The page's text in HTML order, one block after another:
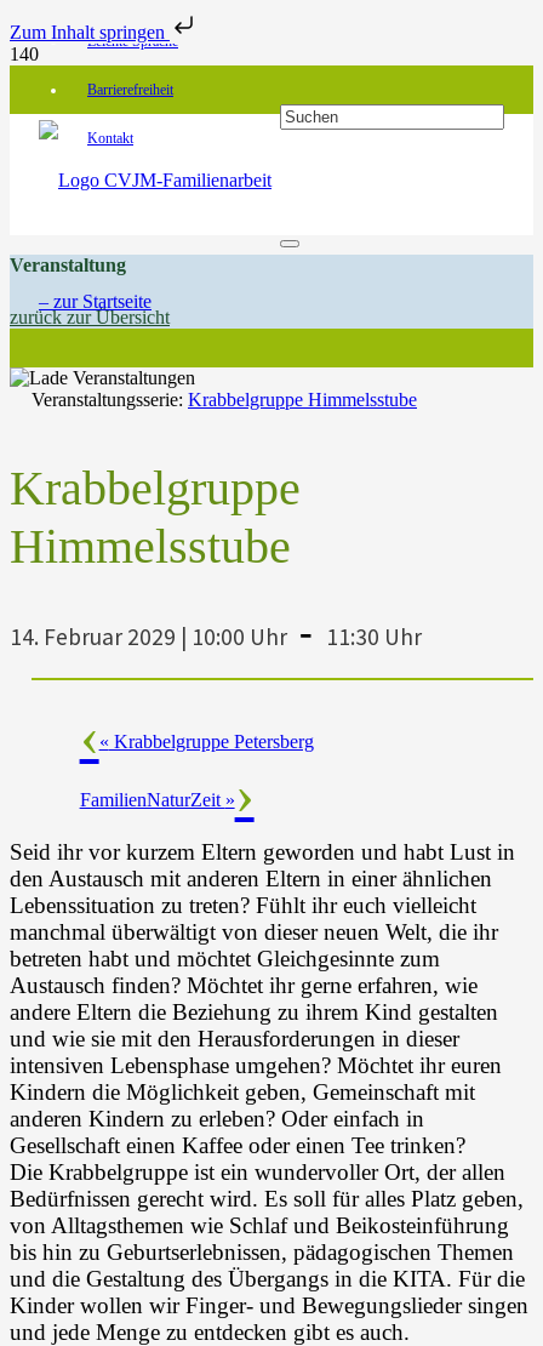
Zum Inhalt springen
Leichte Sprache
Barrierefreiheit
Kontakt
Veranstaltung
zurück zur Übersicht
Veranstaltungsserie: Krabbelgruppe Himmelsstube
Krabbelgruppe
Himmelsstube
14. Februar 2029 | 10:00 Uhr - 11:30 Uhr
« Krabbelgruppe Petersberg
FamilienNaturZeit »
Seid ihr vor kurzem Eltern geworden und habt Lust in
den Austausch mit anderen Eltern in einer ähnlichen
Lebenssituation zu treten? Fühlt ihr euch vielleicht
manchmal überwältigt von dieser neuen Welt, die ihr
betreten habt und möchtet Gleichgesinnte zum
Austausch finden? Möchtet ihr gerne erfahren, wie
andere Eltern die Beziehung zu ihrem Kind gestalten
und wie sie mit den Herausforderungen in dieser
intensiven Lebensphase umgehen? Möchtet ihr euren
Kindern die Möglichkeit geben, Gemeinschaft mit
anderen Kindern zu erleben? Oder einfach in
Gesellschaft einen Kaffee oder einen Tee trinken?
Die Krabbelgruppe ist ein wundervoller Ort, der allen
Bedürfnissen gerecht wird. Es soll für alles Platz geben,
von Alltagsthemen wie Schlaf und Beikosteinführung
bis hin zu Geburtserlebnissen, pädagogischen Themen
und die Gestaltung des Übergangs in die KITA. Für die
Kinder wollen wir Finger- und Bewegungslieder singen
und jede Menge zu entdecken gibt es auch.